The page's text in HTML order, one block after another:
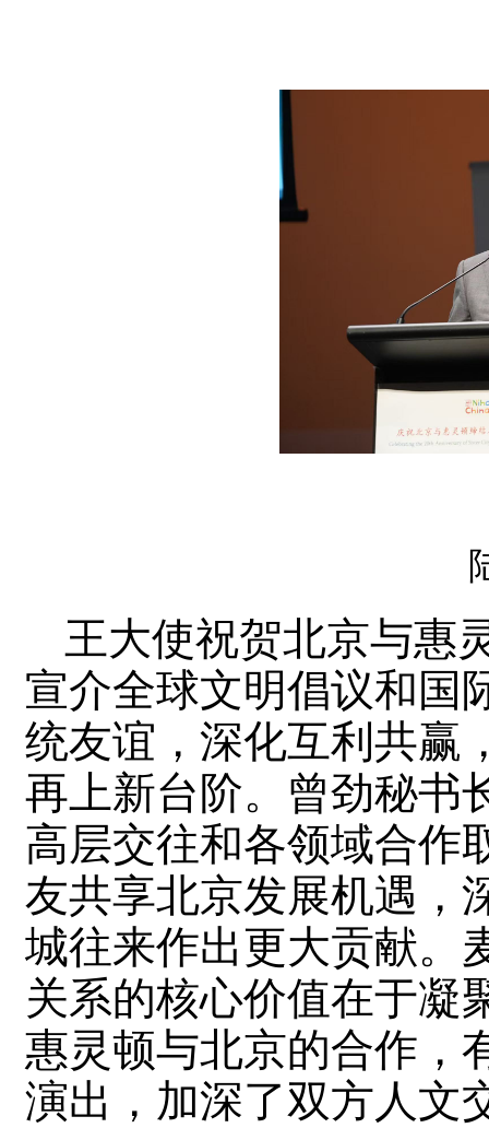
王大使祝贺北京与惠
宣介全球文明倡议和国
统友谊，深化互利共赢
再上新台阶。曾劲秘书
高层交往和各领域合作
友共享北京发展机遇，
城往来作出更大贡献。
关系的核心价值在于凝
惠灵顿与北京的合作，
演出，加深了双方人文